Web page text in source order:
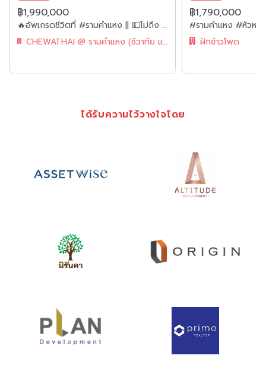
฿1,990,000
🔥อัพเกรดชีวิตที่ #รามคำแหง || 💵ไม่ถึง 2 ล้าน ||✨ห้องใหญ่ แต่งหรู 30 ตร.ม. || 💵ผ่อนเพียง 7,xxxเท่านั้น!! || ใกล้ Airport Rail Link || || 🛍️ เฟอร์ครบ พร้อมเข้าอยู่
CHEWATHAI @ รามคำแหง (ชีวาทัย แอท รามคำแหง)
฿1,790,000
ฝักข้าวโพด
ได้รับความไว้วางใจโดย